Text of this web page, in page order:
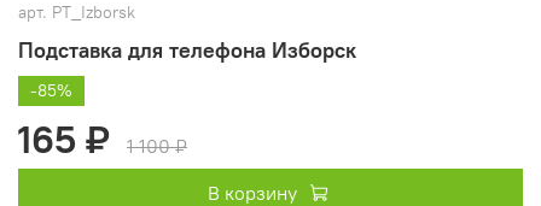
арт. PT_Izborsk
Подставка для телефона Изборск
-85%
165 ₽
1 100 ₽
В корзину